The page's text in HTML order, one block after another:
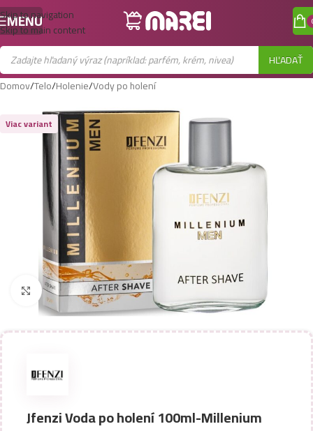
Skip to navigation
Skip to main content
MENU
HĽADAŤ
Domov/Telo/Holenie/Vody po holení
Viac variant
Zobraziť väčší obrázok
Jfenzi Voda po holení 100ml-Millenium